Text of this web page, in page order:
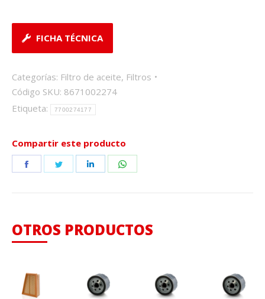
FICHA TÉCNICA
Categorías: Filtro de aceite, Filtros
Código SKU: 8671002274
Etiqueta:
7700274177
Compartir este producto
Share
Share
Share
OTROS PRODUCTOS